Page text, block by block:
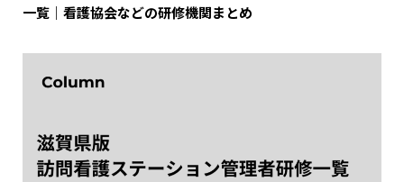
一覧｜看護協会などの研修機関まとめ